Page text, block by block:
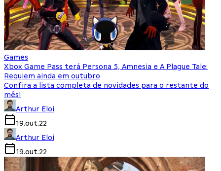
Games
Xbox Game Pass terá Persona 5, Amnesia e A Plague Tale:
Requiem ainda em outubro
Confira a lista completa de novidades para o restante do
mês!
Arthur Eloi
19.out.22
Arthur Eloi
19.out.22